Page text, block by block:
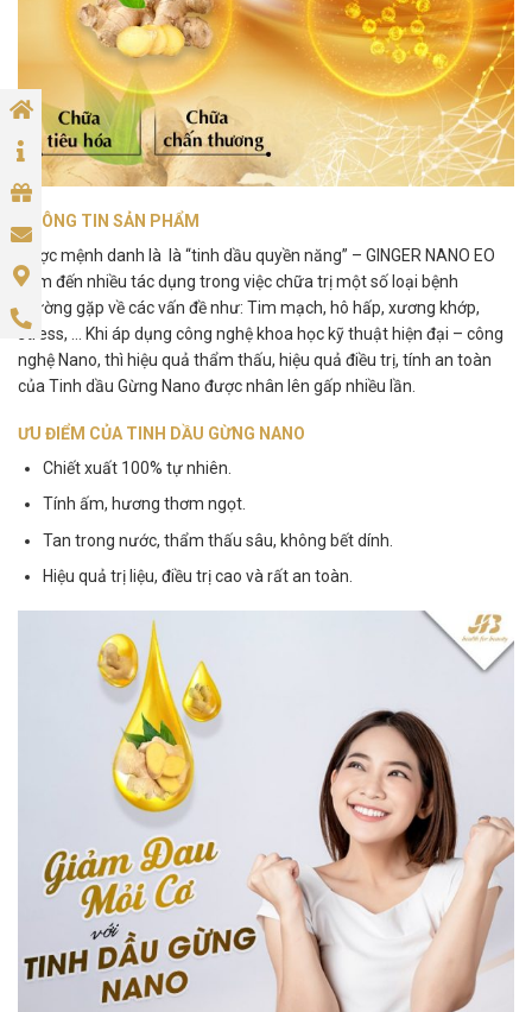
THÔNG TIN SẢN PHẨM
Được mệnh danh là là “tinh dầu quyền năng” – GINGER NANO EO
đem đến nhiều tác dụng trong việc chữa trị một số loại bệnh
thường gặp về các vấn đề như: Tim mạch, hô hấp, xương khớp,
stress, … Khi áp dụng công nghệ khoa học kỹ thuật hiện đại – công
nghệ Nano, thì hiệu quả thẩm thấu, hiệu quả điều trị, tính an toàn
của Tinh dầu Gừng Nano được nhân lên gấp nhiều lần.
ƯU ĐIỂM CỦA TINH DẦU GỪNG NANO
Chiết xuất 100% tự nhiên.
Tính ấm, hương thơm ngọt.
Tan trong nước, thẩm thấu sâu, không bết dính.
Hiệu quả trị liệu, điều trị cao và rất an toàn.